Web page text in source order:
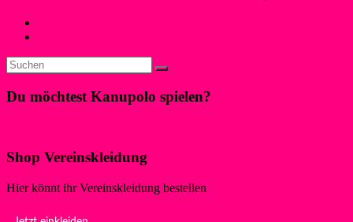
Du möchtest Kanupolo spielen?
Shop Vereinskleidung
Hier könnt ihr Vereinskleidung bestellen